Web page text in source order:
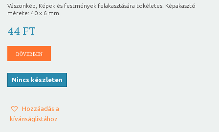
Vászonkép, Képek és festmények felakasztására tökéletes. Képakasztó
mérete: 40 x 6 mm.
44 FT
BŐVEBBEN
Nincs készleten
Hozzáadás a
kívánságlistához